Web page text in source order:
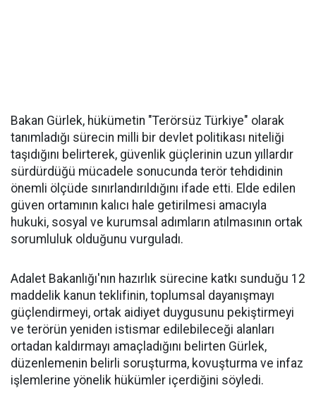
Bakan Gürlek, hükümetin "Terörsüz Türkiye" olarak
tanımladığı sürecin milli bir devlet politikası niteliği
taşıdığını belirterek, güvenlik güçlerinin uzun yıllardır
sürdürdüğü mücadele sonucunda terör tehdidinin
önemli ölçüde sınırlandırıldığını ifade etti. Elde edilen
güven ortamının kalıcı hale getirilmesi amacıyla
hukuki, sosyal ve kurumsal adımların atılmasının ortak
sorumluluk olduğunu vurguladı.
Adalet Bakanlığı'nın hazırlık sürecine katkı sunduğu 12
maddelik kanun teklifinin, toplumsal dayanışmayı
güçlendirmeyi, ortak aidiyet duygusunu pekiştirmeyi
ve terörün yeniden istismar edilebileceği alanları
ortadan kaldırmayı amaçladığını belirten Gürlek,
düzenlemenin belirli soruşturma, kovuşturma ve infaz
işlemlerine yönelik hükümler içerdiğini söyledi.